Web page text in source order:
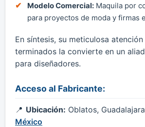
Modelo Comercial: Maquila por
para proyectos de moda y firmas
En síntesis, su meticulosa
terminados la convierte en un
para diseñadores.
Acceso al Fabricante:
Ubicación: Oblatos,
México